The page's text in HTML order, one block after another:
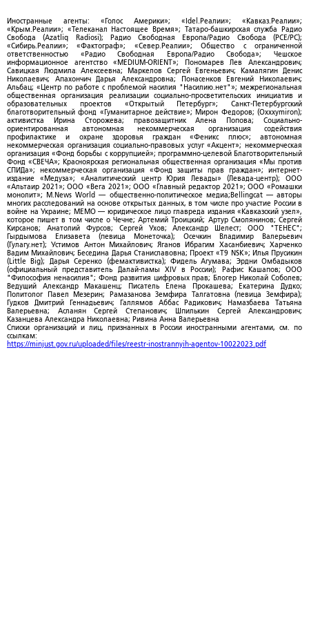
Иностранные агенты: «Голос Америки»; «Idel.Реалии»; «Кавказ.Реалии»;
«Крым.Реалии»; «Телеканал Настоящее Время»; Татаро-башкирская служба Радио
Свобода (Azatliq Radiosi); Радио Свободная Европа/Радио Свобода (PCE/PC);
«Сибирь.Реалии»; «Фактограф»; «Север.Реалии»; Общество с ограниченной
ответственностью «Радио Свободная Европа/Радио Свобода»; Чешское
информационное агентство «MEDIUM-ORIENT»; Пономарев Лев Александрович;
Савицкая Людмила Алексеевна; Маркелов Сергей Евгеньевич; Камалягин Денис
Николаевич; Апахончич Дарья Александровна; Понасенков Евгений Николаевич;
Альбац; «Центр по работе с проблемой насилия "Насилию.нет"»; межрегиональная
общественная организация реализации социально-просветительских инициатив и
образовательных проектов «Открытый Петербург»; Санкт-Петербургский
благотворительный фонд «Гуманитарное действие»; Мирон Федоров; (Oxxxymiron);
активистка Ирина Сторожева; правозащитник Алена Попова; Социально-
ориентированная автономная некоммерческая организация содействия
профилактике и охране здоровья граждан «Феникс плюс»; автономная
некоммерческая организация социально-правовых услуг «Акцент»; некоммерческая
организация «Фонд борьбы с коррупцией»; программно-целевой Благотворительный
Фонд «СВЕЧА»; Красноярская региональная общественная организация «Мы против
СПИДа»; некоммерческая организация «Фонд защиты прав граждан»; интернет-
издание «Медуза»; «Аналитический центр Юрия Левады» (Левада-центр); ООО
«Альтаир 2021»; ООО «Вега 2021»; ООО «Главный редактор 2021»; ООО «Ромашки
монолит»; M.News World — общественно-политическое медиа;Bellingcat — авторы
многих расследований на основе открытых данных, в том числе про участие России в
войне на Украине; МЕМО — юридическое лицо главреда издания «Кавказский узел»,
которое пишет в том числе о Чечне; Артемий Троицкий; Артур Смолянинов; Сергей
Кирсанов; Анатолий Фурсов; Сергей Ухов; Александр Шелест; ООО "ТЕНЕС";
Гырдымова Елизавета (певица Монеточка); Осечкин Владимир Валерьевич
(Гулагу.нет); Устимов Антон Михайлович; Яганов Ибрагим Хасанбиевич; Харченко
Вадим Михайлович; Беседина Дарья Станиславовна; Проект «T9 NSK»; Илья Прусикин
(Little Big); Дарья Серенко (фемактивистка); Фидель Агумава; Эрдни Омбадыков
(официальный представитель Далай-ламы XIV в России); Рафис Кашапов; ООО
"Философия ненасилия"; Фонд развития цифровых прав; Блогер Николай Соболев;
Ведущий Александр Макашенц; Писатель Елена Прокашева; Екатерина Дудко;
Политолог Павел Мезерин; Рамазанова Земфира Талгатовна (певица Земфира);
Гудков Дмитрий Геннадьевич; Галлямов Аббас Радикович; Намазбаева Татьяна
Валерьевна; Асланян Сергей Степанович; Шпилькин Сергей Александрович;
Казанцева Александра Николаевна; Ривина Анна Валерьевна
Списки организаций и лиц, признанных в России иностранными агентами, см. по
ссылкам:
https://minjust.gov.ru/uploaded/files/reestr-inostrannyih-agentov-10022023.pdf